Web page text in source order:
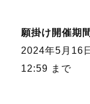
願掛け開催期
2024年5月16
12:59 まで